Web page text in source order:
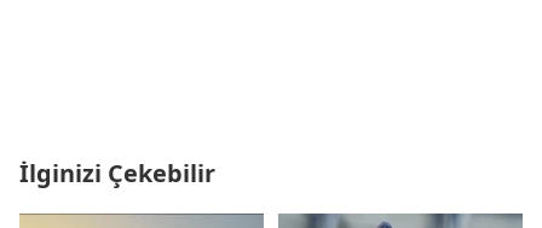
İlginizi Çekebilir